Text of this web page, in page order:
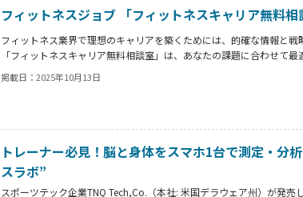
フィットネスジョブ 「フィットネスキャリア無料相
フィットネス業界で理想のキャリアを築くためには、的確な情報と戦
「フィットネスキャリア無料相談室」は、あなたの課題に合わせて最
・自分に合った職場選びをしたい
・面接がうまくいかず悩んでいる
掲載日： 2025年10月13日
トレーナー必見！脳と身体をスマホ1台で測定・分
スラボ”
スポーツテック企業TNQ Tech,Co.（本社: 米国デラウェア州）が発売